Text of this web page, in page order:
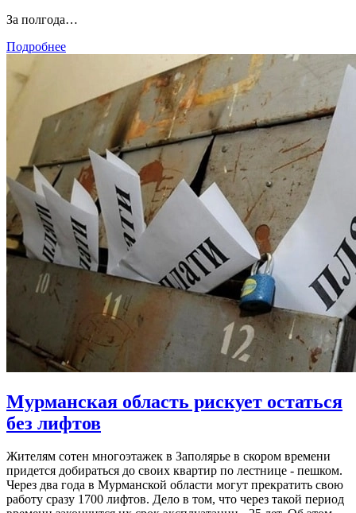
За полгода…
Подробнее
Мурманская область рискует остаться
без лифтов
Жителям сотен многоэтажек в Заполярье в скором времени
придется добираться до своих квартир по лестнице - пешком.
Через два года в Мурманской области могут прекратить свою
работу сразу 1700 лифтов. Дело в том, что через такой период